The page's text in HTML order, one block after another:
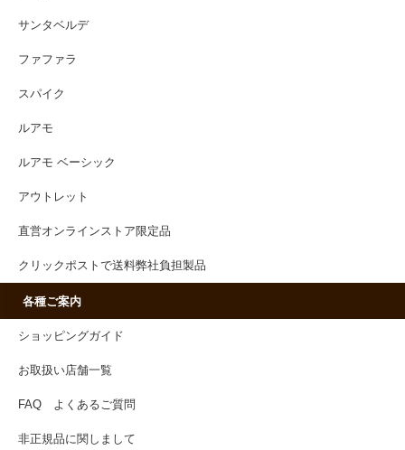
サンタベルデ
ファファラ
スパイク
ルアモ
ルアモ ベーシック
アウトレット
直営オンラインストア限定品
クリックポストで送料弊社負担製品
各種ご案内
ショッピングガイド
お取扱い店舗一覧
FAQ よくあるご質問
非正規品に関しまして